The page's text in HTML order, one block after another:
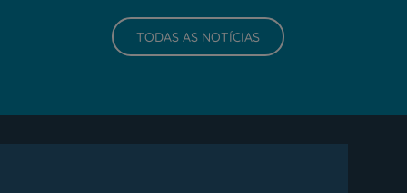
TODAS AS NOTÍCIAS